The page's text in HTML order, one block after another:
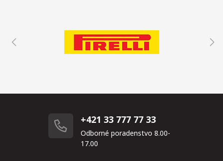
+421 33 777 77 33
Odborné poradenstvo 8.00-
17.00